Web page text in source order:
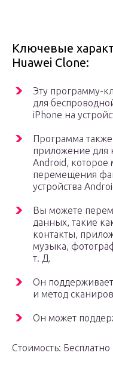
Ключевые
Huawei Clone:
Эту программу-
для
iPhone на
Программа
приложение для
Android, которое
перемещения
устройства
Вы можете
данных, такие
контакты,
музыка,
т. Д.
Он
и метод
Он может
Стоимость: Бесплатно